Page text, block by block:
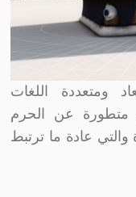
ومتعددة اللغات
متطورة عن الحرم
عادة ما ترتبط